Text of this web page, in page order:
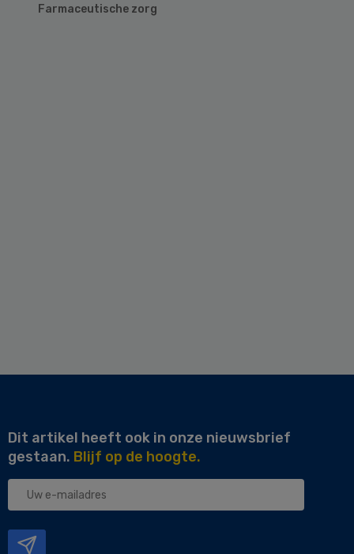
Farmaceutische zorg
Dit artikel heeft ook in onze nieuwsbrief
gestaan. Blijf op de hoogte.
Uw